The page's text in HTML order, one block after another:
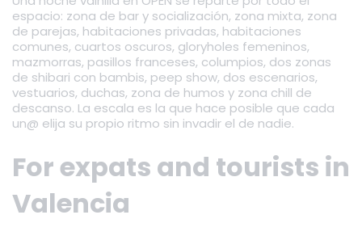
espacio: zona de bar y socialización, zona mixta, zona
de parejas, habitaciones privadas, habitaciones
comunes, cuartos oscuros, gloryholes femeninos,
mazmorras, pasillos franceses, columpios, dos zonas
de shibari con bambis, peep show, dos escenarios,
vestuarios, duchas, zona de humos y zona chill de
descanso. La escala es la que hace posible que cada
un@ elija su propio ritmo sin invadir el de nadie.
For expats and tourists in
Valencia